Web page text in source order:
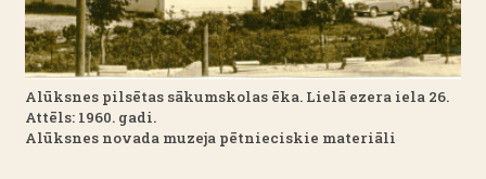
Alūksnes pilsētas sākumskolas ēka. Lielā ezera iela 26.
Attēls: 1960. gadi.
Alūksnes novada muzeja pētnieciskie materiāli